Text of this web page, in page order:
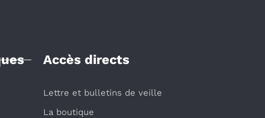
Accès directs
Lettre et bulletins de veille
La boutique